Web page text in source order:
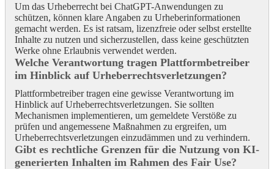
Um das Urheberrecht bei ChatGPT-Anwendungen zu
schützen, können klare Angaben zu Urheberinformationen
gemacht werden. Es ist ratsam, lizenzfreie oder selbst erstellte
Inhalte zu nutzen und sicherzustellen, dass keine geschützten
Werke ohne Erlaubnis verwendet werden.
Welche Verantwortung tragen Plattformbetreiber
im Hinblick auf Urheberrechtsverletzungen?
Plattformbetreiber tragen eine gewisse Verantwortung im
Hinblick auf Urheberrechtsverletzungen. Sie sollten
Mechanismen implementieren, um gemeldete Verstöße zu
prüfen und angemessene Maßnahmen zu ergreifen, um
Urheberrechtsverletzungen einzudämmen und zu verhindern.
Gibt es rechtliche Grenzen für die Nutzung von KI-
generierten Inhalten im Rahmen des Fair Use?